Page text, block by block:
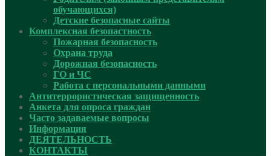
обучающихся)
Детские безопасные сайты
Комплексная безопастность
Пожарная безопасность
Охрана труда
Дорожная безопасность
ГО и ЧС
Работа с персональными данными
Антитеррористическая защищенность
Анкета для опроса граждан
Часто задаваемые вопросы
Информация
ДЕЯТЕЛЬНОСТЬ
КОНТАКТЫ